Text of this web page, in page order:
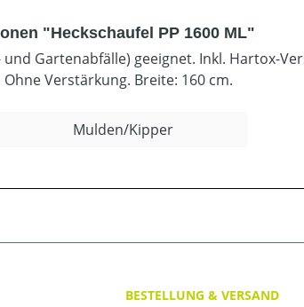
"Heckschaufel PP 1600 ML"
und Gartenabfälle) geeignet. Inkl. Hartox-
Ohne Verstärkung. Breite: 160 cm.
Mulden/Kipper
BESTELLUNG & VERSAND